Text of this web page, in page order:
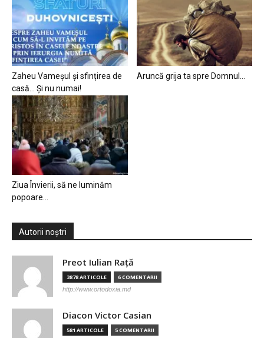
Zaheu Vameșul și sfințirea de
casă… Și nu numai!
Aruncă grija ta spre Domnul…
Ziua Învierii, să ne luminăm
popoare…
Autorii noștri
Preot Iulian Raţă
3878 ARTICOLE 6 COMENTARII
http://www.ortodoxia.md
Diacon Victor Casian
581 ARTICOLE 5 COMENTARII